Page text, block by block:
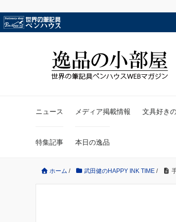
ニュース メディア掲載情報 文具好き
特集記事 本日の逸品
ホーム / 武田健のHAPPY INK TIME /